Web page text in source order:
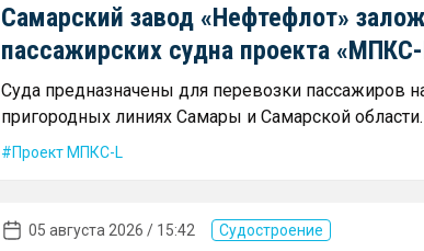
Самарский завод «Нефтефлот»
пассажирских судна проекта
Суда предназначены для перевозки пассажиров
пригородных линиях Самары и Самарской области.
Проект МПКС-L
05 августа 2026 / 15:42 Судостроение